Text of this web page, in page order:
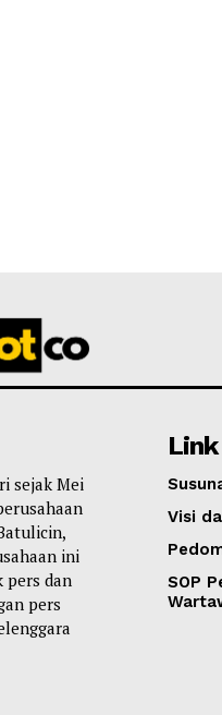
sejak Mei
ini
pers dan
pers
Visi
SOP